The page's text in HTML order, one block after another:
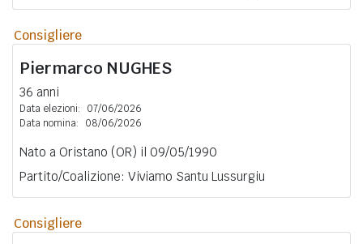
Consigliere
Piermarco NUGHES
36 anni
Data elezioni:
07/06/2026
Data nomina:
08/06/2026
Nato a Oristano (OR) il 09/05/1990
Partito/Coalizione: Viviamo Santu Lussurgiu
Consigliere